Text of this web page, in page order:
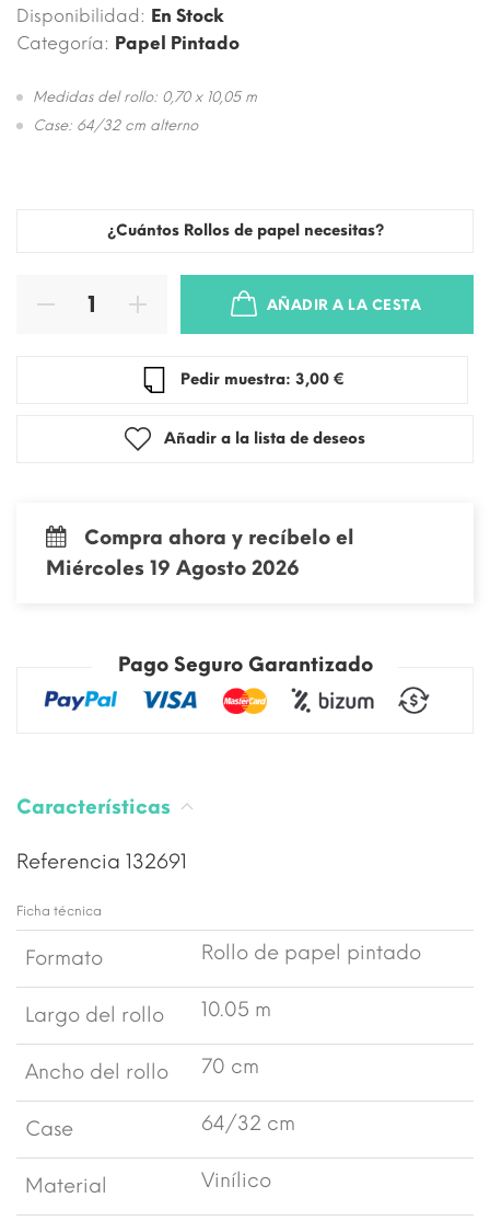
Disponibilidad: En Stock
Categoría: Papel Pintado
Medidas del rollo: 0,70 x 10,05 m
Case: 64/32 cm alterno
¿Cuántos Rollos de papel necesitas?
AÑADIR A LA CESTA
Pedir muestra: 3,00 €
Añadir a la lista de deseos
Compra ahora y recíbelo el
Miércoles 19 Agosto 2026
Pago Seguro Garantizado
Características
Referencia 132691
Ficha técnica
Formato Rollo de papel pintado
Largo del rollo 10.05 m
Ancho del rollo 70 cm
Case 64/32 cm
Material Vinílico